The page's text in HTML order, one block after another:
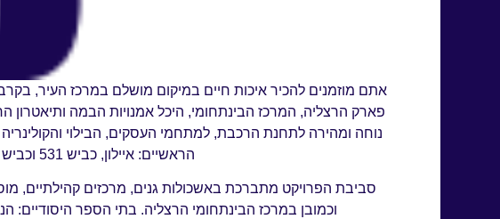
אתם מוזמנים להכיר איכות חיים במיקום מושלם במרכז העיר,
פארק הרצליה, המרכז הבינתחומי, היכל אמנויות הבמה ותיאטרון
נוחה ומהירה לתחנת הרכבת, למתחמי העסקים, הבילוי
הראשיים: איילון, כביש 531 וכביש 2.
סביבת הפרויקט מתברכת באשכולות גנים, מרכזים קהילתיים,
וכמובן במרכז הבינתחומי הרצליה. בתי הספר היסודיים: